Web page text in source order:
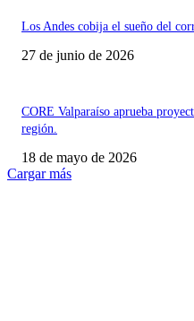
Los Andes cobija el sueño del
27 de junio de 2026
CORE Valparaíso aprueba
región.
18 de mayo de 2026
Cargar más